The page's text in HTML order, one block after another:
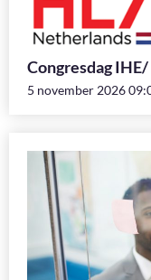
Congresdag
5 november 2026